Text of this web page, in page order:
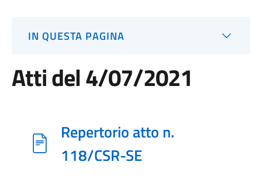
IN QUESTA PAGINA
Atti del 4/07/2021
Repertorio atto n.
118/CSR-SE